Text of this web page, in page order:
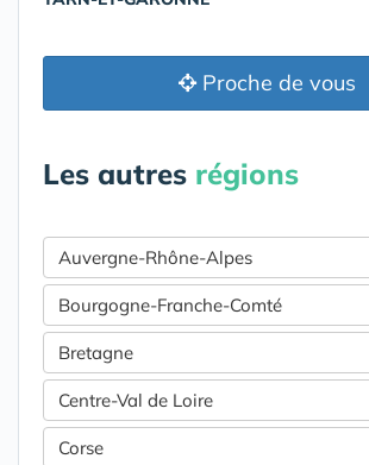
Proche de vous
Les autres régions
Auvergne-Rhône-Alpes
Bourgogne-Franche-Comté
Bretagne
Centre-Val de Loire
Corse